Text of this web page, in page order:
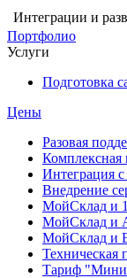
Интеграции и
Портфолио
Услуги
Подготовка
Цены
Разовая
Комплексная
Интеграция
Внедрение
МойСклад и
МойСклад и
МойСклад и
Техническая
Тариф